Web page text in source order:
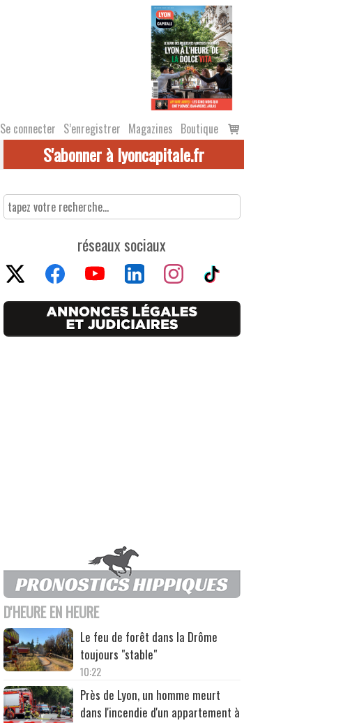
Se connecter S’enregistrer Magazines Boutique
Voir
le
S'abonner à lyoncapitale.fr
réseaux sociaux
D'HEURE EN HEURE
Le feu de forêt dans la Drôme
toujours "stable"
10:22
Près de Lyon, un homme meurt
dans l'incendie d'un appartement à